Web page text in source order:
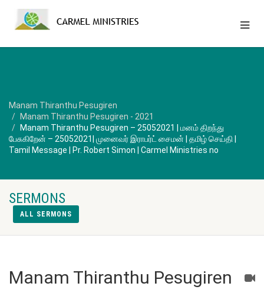
Manam Thiranthu Pesugiren
Manam Thiranthu Pesugiren - 2021
Manam Thiranthu Pesugiren – 25052021 | மனம் திறந்து
பேசுகிறேன் – 25052021| முனைவர் இராபர்ட் சைமன் | தமிழ் செய்தி |
Tamil Message | Pr. Robert Simon | Carmel Ministries no
SERMONS
ALL SERMONS
Manam Thiranthu Pesugiren